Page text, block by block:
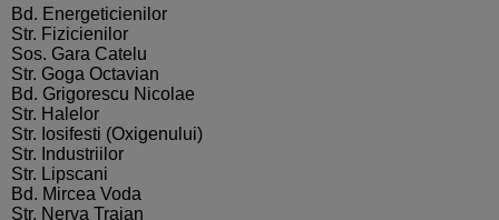
Bd. Energeticienilor
Str. Fizicienilor
Sos. Gara Catelu
Str. Goga Octavian
Bd. Grigorescu Nicolae
Str. Halelor
Str. Iosifesti (Oxigenului)
Str. Industriilor
Str. Lipscani
Bd. Mircea Voda
Str. Nerva Traian